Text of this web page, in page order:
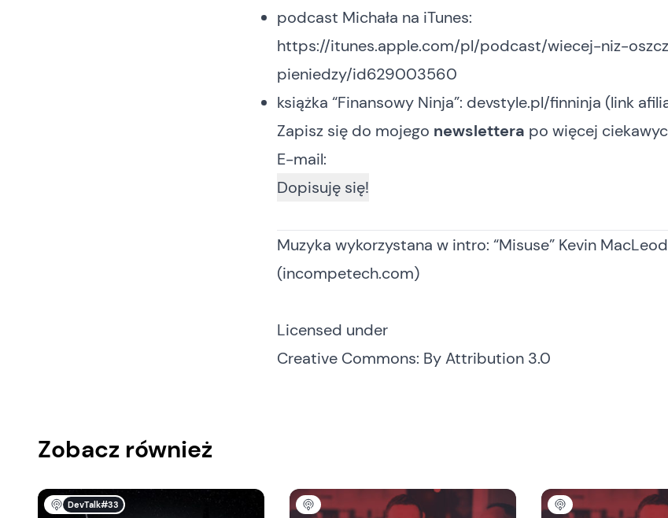
podcast Michała na iTunes:
https://itunes.apple.com/pl/podcast/wiecej-niz-
pieniedzy/id629003560
książka “Finansowy Ninja”: devstyle.pl/finninja (link
Zapisz się do mojego newslettera po więcej
E-mail:
Muzyka wykorzystana w intro: “Misuse” Kevin MacLeod
(incompetech.com)
Licensed under
Creative Commons: By Attribution 3.0
Zobacz również
DevTalk#33